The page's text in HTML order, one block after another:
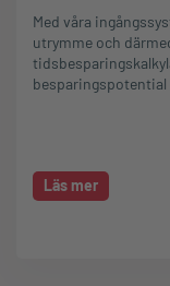
Med våra
utrymme och
besparingspotential
Läs mer